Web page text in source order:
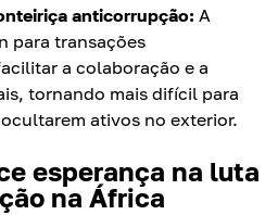
anticorrupção: A
para transações
a colaboração e a
tornando mais difícil para
ativos no exterior.
esperança na luta
na África